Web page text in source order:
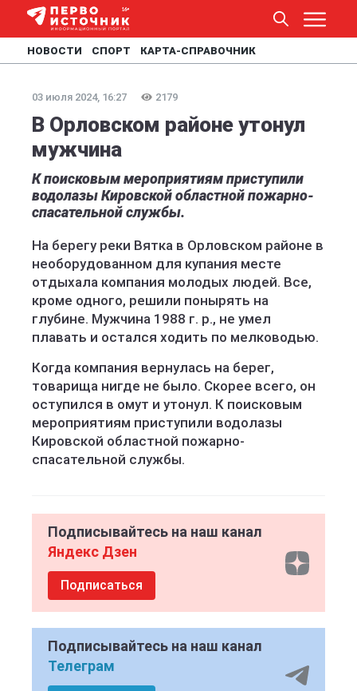
НОВОСТИ СПОРТ КАРТА-СПРАВОЧНИК
03 июля 2024, 16:27 2179
В Орловском районе утонул
мужчина
К поисковым мероприятиям приступили
водолазы Кировской областной пожарно-
спасательной службы.
На берегу реки Вятка в Орловском районе в
необорудованном для купания месте
отдыхала компания молодых людей. Все,
кроме одного, решили понырять на
глубине. Мужчина 1988 г. р., не умел
плавать и остался ходить по мелководью.
Когда компания вернулась на берег,
товарища нигде не было. Скорее всего, он
оступился в омут и утонул. К поисковым
мероприятиям приступили водолазы
Кировской областной пожарно-
спасательной службы.
Подписывайтесь на наш канал
Яндекс Дзен
Подписаться
Подписывайтесь на наш канал
Телеграм